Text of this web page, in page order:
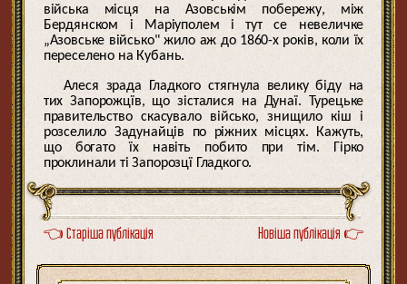
війська місця на Азовськім побережу, між
Бердянском і Маріуполем і тут се невеличке
„Азовське військо" жило аж до 1860-х років, коли їх
переселено на Кубань.
Алеся зрада Гладкого стягнула велику біду на
тих Запорожцїв, що зісталися на Дунаї. Турецьке
правительство скасувало військо, знищило кіш і
розселило Задунайців по ріжних місцях. Кажуть,
що богато їх навіть побито при тім. Гірко
проклинали ті Запорозцї Гладкого.
👈 Старіша публікація Новіша публікація 👉